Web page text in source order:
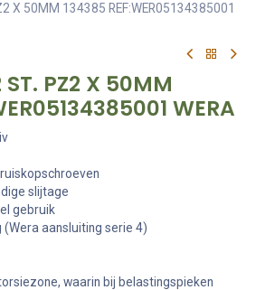
X 50MM 134385 REF:WER05134385001
PZ2 X 50MM
WERA
slijtage
gebruik
aansluiting serie 4)
waarin bij belastingspieken